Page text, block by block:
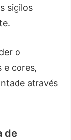
sigilos
o
e cores,
através
de